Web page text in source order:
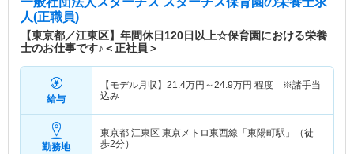
人(正職員)
【東京都／江東区】年間休日120日以上☆保育園における栄養
士のお仕事です♪＜正社員＞
給与
【モデル月収】 21.4万円～24.9万円 程度 ※諸手当
込み
勤務地
東京都 江東区 東京メトロ東西線「東陽町駅」（徒
歩2分）